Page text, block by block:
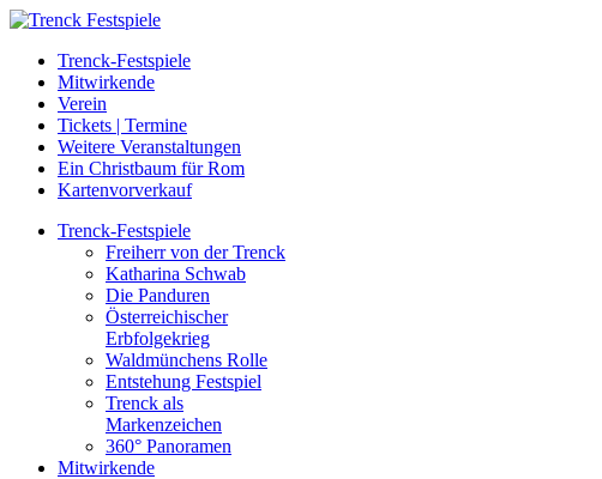
Trenck-Festspiele
Mitwirkende
Verein
Tickets | Termine
Weitere Veranstaltungen
Ein Christbaum für Rom
Kartenvorverkauf
Trenck-Festspiele
Freiherr von der Trenck
Katharina Schwab
Die Panduren
Österreichischer
Erbfolgekrieg
Waldmünchens Rolle
Entstehung Festspiel
Trenck als
Markenzeichen
360° Panoramen
Mitwirkende